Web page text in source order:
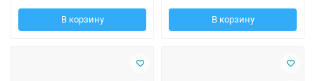
В корзину В корзину